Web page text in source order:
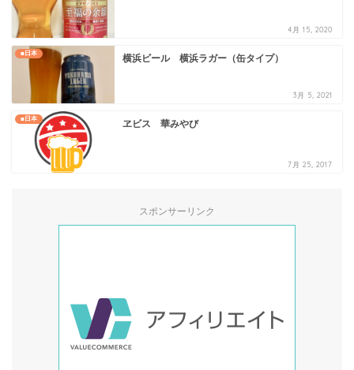
4月 15, 2020
■日本 横浜ビール 横浜ラガー（缶タイプ）
3月 5, 2021
■日本 ヱビス 華みやび
7月 25, 2017
スポンサーリンク